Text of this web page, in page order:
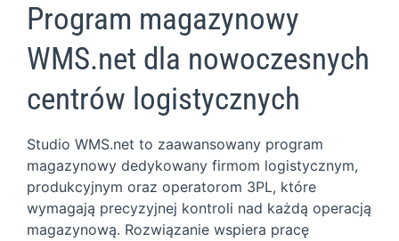
Program magazynowy
WMS.net dla nowoczesnych
centrów logistycznych
Studio WMS.net to zaawansowany program
magazynowy dedykowany firmom logistycznym,
produkcyjnym oraz operatorom 3PL, które
wymagają precyzyjnej kontroli nad każdą operacją
magazynową. Rozwiązanie wspiera pracę